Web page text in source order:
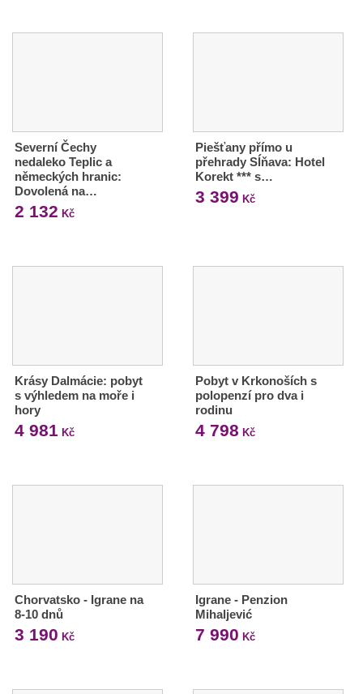
Severní Čechy
nedaleko Teplic a
německých hranic:
Dovolená na…
2 132 Kč
Piešťany přímo u
přehrady Sĺňava: Hotel
Korekt *** s…
3 399 Kč
Krásy Dalmácie: pobyt
s výhledem na moře i
hory
4 981 Kč
Pobyt v Krkonoších s
polopenzí pro dva i
rodinu
4 798 Kč
Chorvatsko - Igrane na
8-10 dnů
3 190 Kč
Igrane - Penzion
Mihaljević
7 990 Kč